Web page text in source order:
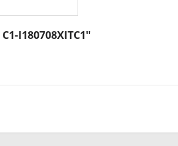
I180708XITC1"